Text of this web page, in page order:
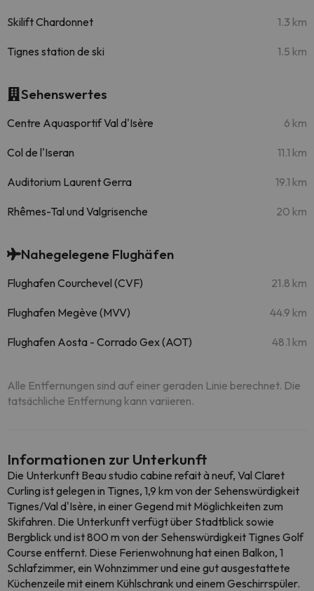
Skilift Chardonnet 1.3 km
Tignes station de ski 1.5 km
Sehenswertes
Centre Aquasportif Val d'Isère 6 km
Col de l'Iseran 11.1 km
Auditorium Laurent Gerra 19.1 km
Rhêmes-Tal und Valgrisenche 20 km
Nahegelegene Flughäfen
Flughafen Courchevel (CVF) 21.8 km
Flughafen Megève (MVV) 44.9 km
Flughafen Aosta - Corrado Gex (AOT) 48.1 km
Alle Entfernungen sind auf einer geraden Linie berechnet. Die
tatsächliche Entfernung kann variieren.
Informationen zur Unterkunft
Die Unterkunft Beau studio cabine refait à neuf, Val Claret
Curling ist gelegen in Tignes, 1,9 km von der Sehenswürdigkeit
Tignes/Val d'Isère, in einer Gegend mit Möglichkeiten zum
Skifahren. Die Unterkunft verfügt über Stadtblick sowie
Bergblick und ist 800 m von der Sehenswürdigkeit Tignes Golf
Course entfernt. Diese Ferienwohnung hat einen Balkon, 1
Schlafzimmer, ein Wohnzimmer und eine gut ausgestattete
Küchenzeile mit einem Kühlschrank und einem Geschirrspüler.